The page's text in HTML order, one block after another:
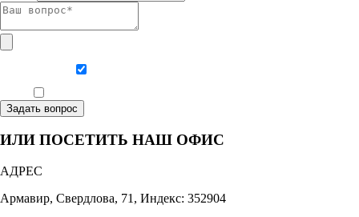
Задать вопрос
ИЛИ ПОСЕТИТЬ НАШ ОФИС
АДРЕС
Армавир, Свердлова, 71, Индекс: 352904